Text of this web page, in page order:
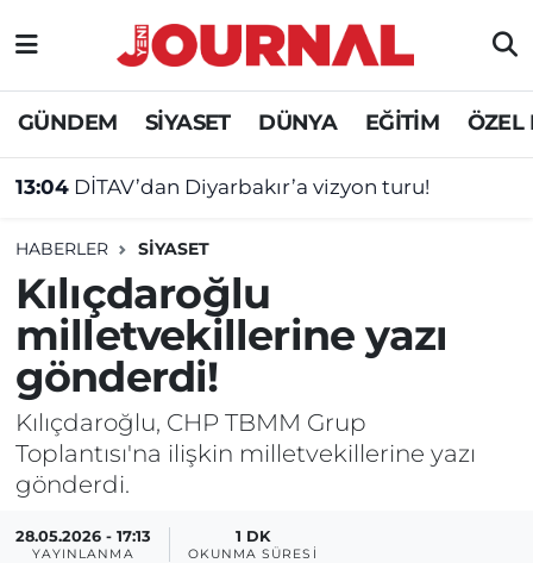
GÜNDEM SİYASET DÜNYA EĞİTİM ÖZEL
13:04 DİTAV’dan Diyarbakır’a vizyon turu!
HABERLER SİYASET
Kılıçdaroğlu
milletvekillerine yazı
gönderdi!
Kılıçdaroğlu, CHP TBMM Grup
Toplantısı'na ilişkin milletvekillerine yazı
gönderdi.
28.05.2026 - 17:13
YAYINLANMA
1 DK
OKUNMA SÜRESI
GÜNDEM
SİYASET
DÜNYA
EĞİTİM
ÖZEL HABER
Nöbetçi Eczaneler
Hava Durumu
Süper Lig Puan Durumu ve Fikstür
Tüm Manşetler
Son Dakika Haberleri
Haber Arşivi